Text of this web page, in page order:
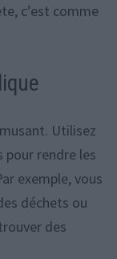
c’est comme
Utilisez
pour rendre les
exemple, vous
déchets ou
des